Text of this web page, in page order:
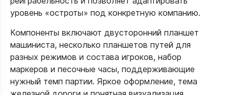
уровень «остроты» под конкретную компанию.​​
Компоненты включают двусторонний планшет
машиниста, несколько планшетов путей для
разных режимов и состава игроков, набор
маркеров и песочные часы, поддерживающие
нужный темп партии. Яркое оформление, тема